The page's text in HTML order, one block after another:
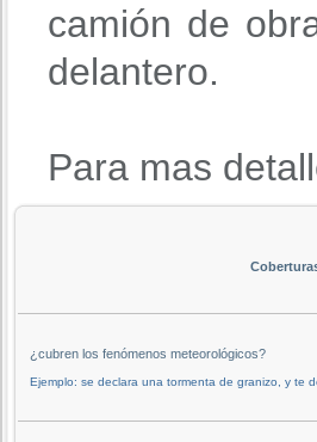
camión de
delantero.
Para mas
¿cubren los fenómenos meteorológicos?
Ejemplo: se declara una tormenta de granizo, y te